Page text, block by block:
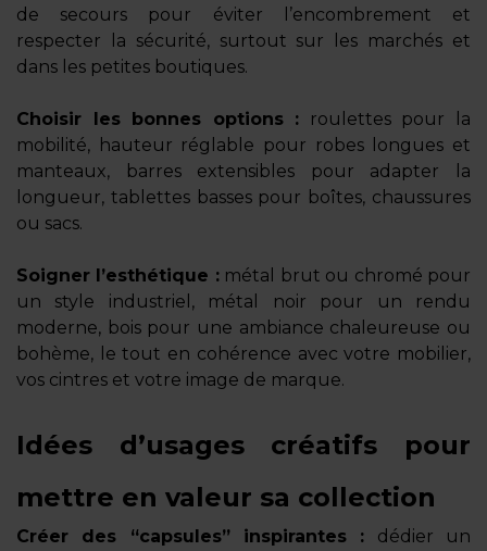
de secours pour éviter l’encombrement et
respecter la sécurité, surtout sur les marchés et
dans les petites boutiques.
Choisir les bonnes options : roulettes pour la
mobilité, hauteur réglable pour robes longues et
manteaux, barres extensibles pour adapter la
longueur, tablettes basses pour boîtes, chaussures
ou sacs.
Soigner l’esthétique :métal brut ou chromé pour
un style industriel, métal noir pour un rendu
moderne, bois pour une ambiance chaleureuse ou
bohème, le tout en cohérence avec votre mobilier,
vos cintres et votre image de marque.
Idées d’usages créatifs pour
mettre en valeur sa collection
Créer des “capsules” inspirantes : dédier un